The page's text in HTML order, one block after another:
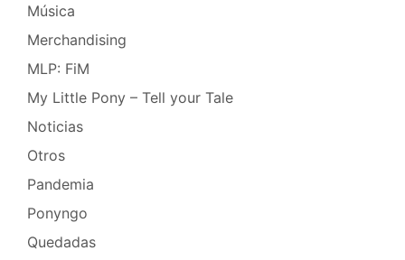
Música
Merchandising
MLP: FiM
My Little Pony – Tell your Tale
Noticias
Otros
Pandemia
Ponyngo
Quedadas